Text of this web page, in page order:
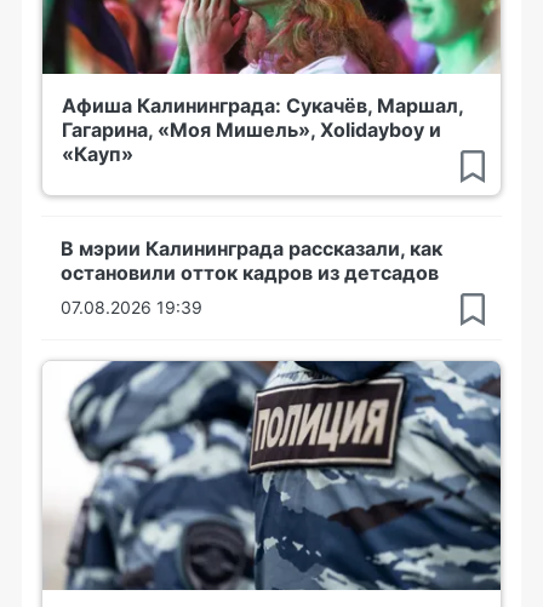
Афиша Калининграда: Сукачёв, Маршал,
Гагарина, «Моя Мишель», Xolidayboy и
«Кауп»
В мэрии Калининграда рассказали, как
остановили отток кадров из детсадов
07.08.2026 19:39